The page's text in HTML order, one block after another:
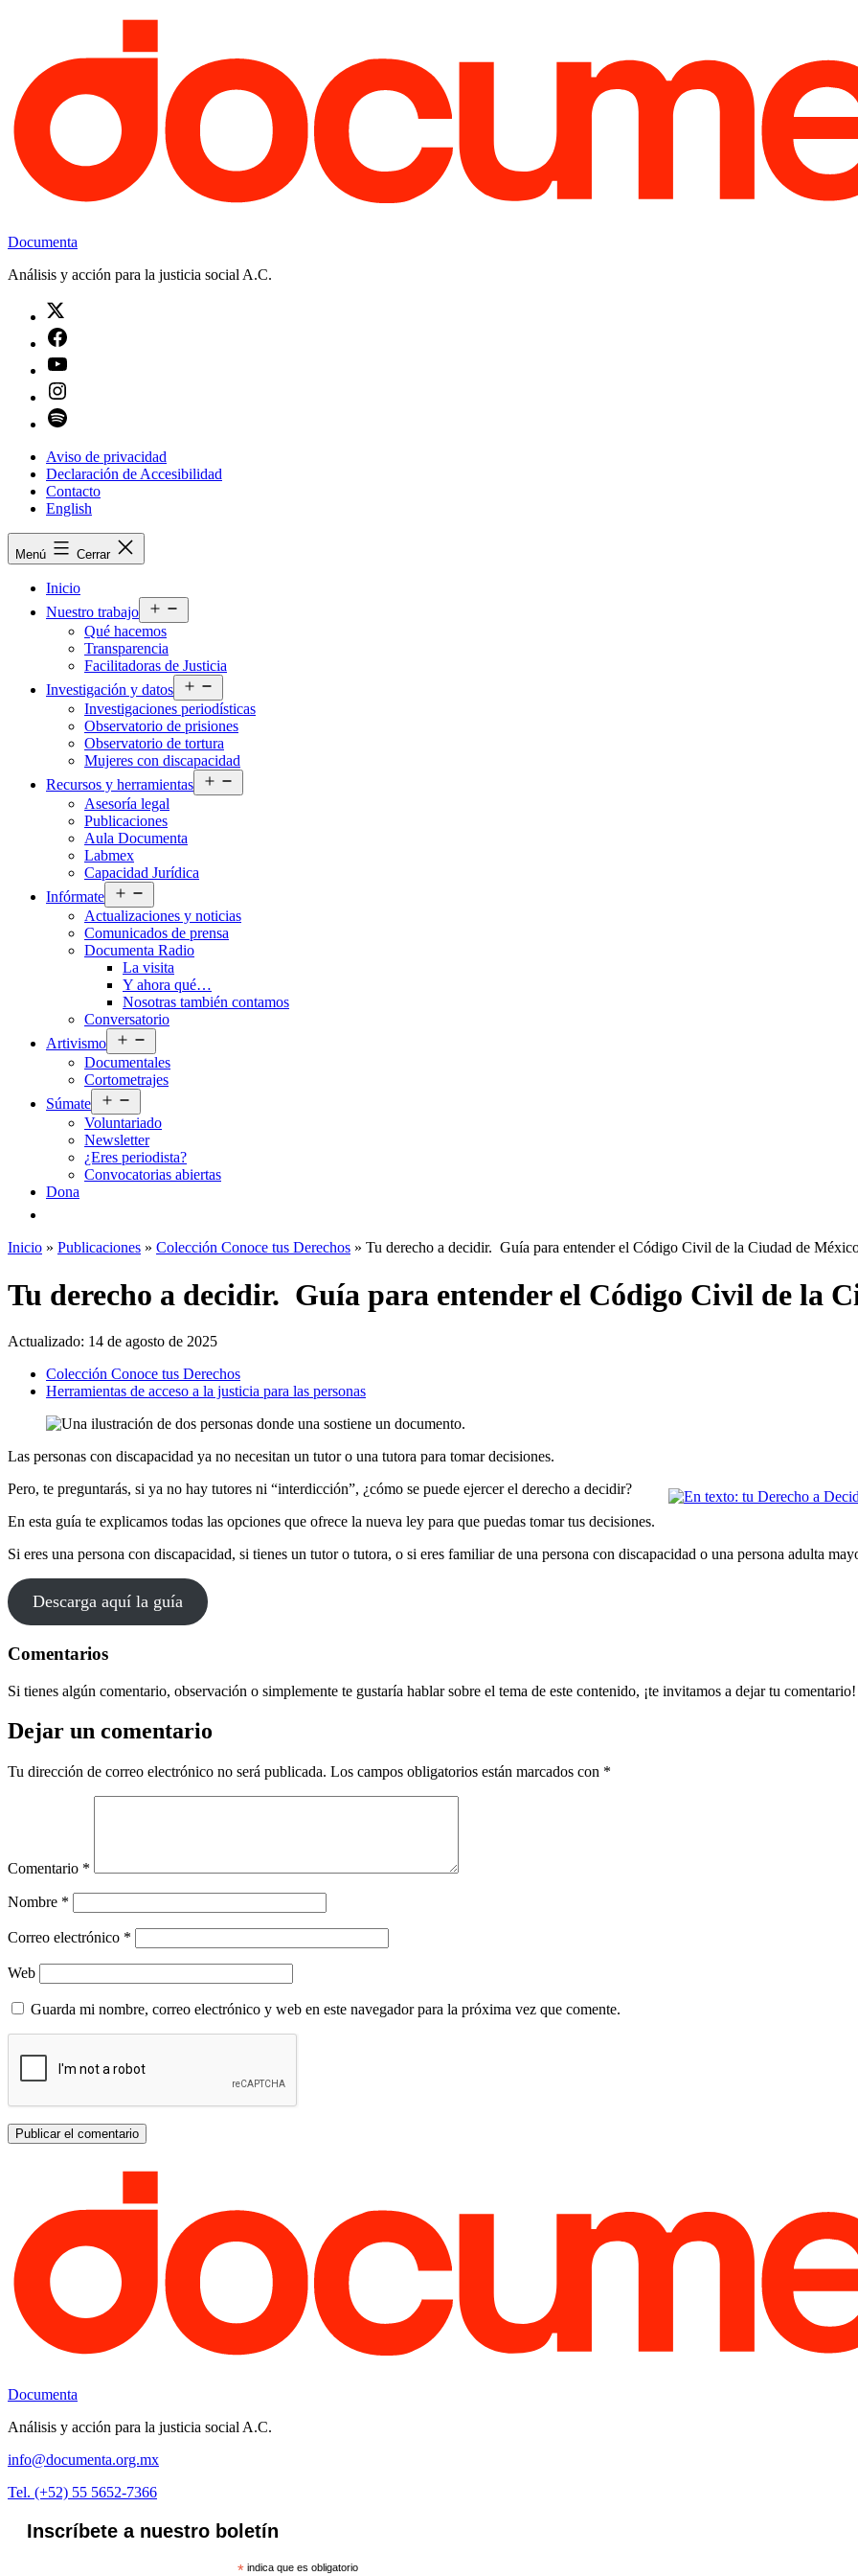
Documenta
Análisis y acción para la justicia social A.C.
Aviso de privacidad
Declaración de Accesibilidad
Contacto
English
Menú Cerrar
Inicio
Nuestro trabajo
el
Qué hacemos
Transparencia
Facilitadoras de Justicia
Investigación y datos
el
menú
Investigaciones periodísticas
Observatorio de prisiones
Observatorio de tortura
Mujeres con discapacidad
Recursos y herramientas
el
Asesoría legal
Publicaciones
Aula Documenta
Labmex
Capacidad Jurídica
Infórmate
el
menú
Actualizaciones y noticias
Comunicados de prensa
Documenta Radio
La visita
Y ahora qué…
Nosotras también contamos
Conversatorio
Artivismo
el
menú
Documentales
Cortometrajes
Súmate
el
menú
Voluntariado
Newsletter
¿Eres periodista?
Convocatorias abiertas
Dona
Inicio » Publicaciones » Colección Conoce tus Derechos » Tu derecho a decidir. Guía para entender el Código Civil de la Ciudad de
Tu derecho a decidir. Guía para entender el Código Civil de la
Actualizado: 14 de agosto de 2025
Colección Conoce tus Derechos
Herramientas de acceso a la justicia para las personas
Las personas con discapacidad ya no necesitan un tutor o una tutora para tomar decisiones.
Pero, te preguntarás, si ya no hay tutores ni “interdicción”, ¿cómo se puede ejercer el derecho a decidir?
En esta guía te explicamos todas las opciones que ofrece la nueva ley para que puedas tomar tus decisiones.
Si eres una persona con discapacidad, si tienes un tutor o tutora, o si eres familiar de una persona con discapacidad o una persona adulta
Descarga aquí la guía
Comentarios
Si tienes algún comentario, observación o simplemente te gustaría hablar sobre el tema de este contenido, ¡te invitamos a dejar tu comentario!
Dejar un comentario
Tu dirección de correo electrónico no será publicada. Los campos obligatorios están marcados con *
Comentario *
Nombre *
Correo electrónico *
Web
Guarda mi nombre, correo electrónico y web en este navegador para la próxima vez que comente.
Documenta
Análisis y acción para la justicia social A.C.
info@documenta.org.mx
Tel. (+52) 55 5652-7366
Inscríbete a nuestro boletín
*indica que es obligatorio